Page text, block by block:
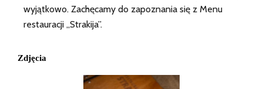
wyjątkowo. Zachęcamy do zapoznania się z Menu
restauracji „Strakija”.
Zdjęcia